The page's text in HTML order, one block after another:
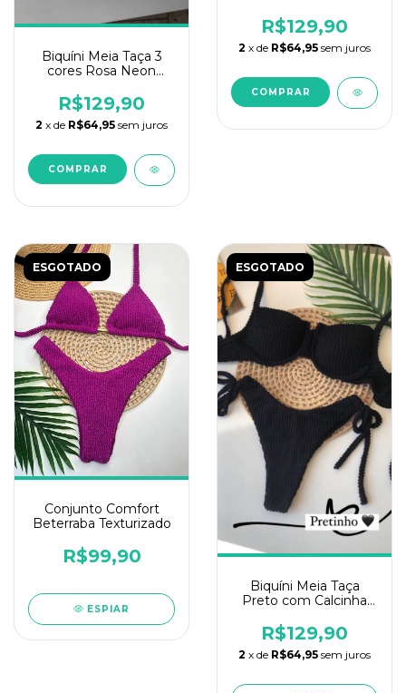
Biquíni Meia Taça 3
cores Rosa Neon
R$129,90
2 x de R$64,95 sem juros
COMPRAR
R$129,90
2 x de R$64,95 sem juros
COMPRAR
ESGOTADO
Conjunto Comfort
Beterraba Texturizado
R$99,90
ESPIAR
ESGOTADO
Biquíni Meia Taça
Preto com Calcinha
R$129,90
2 x de R$64,95 sem juros